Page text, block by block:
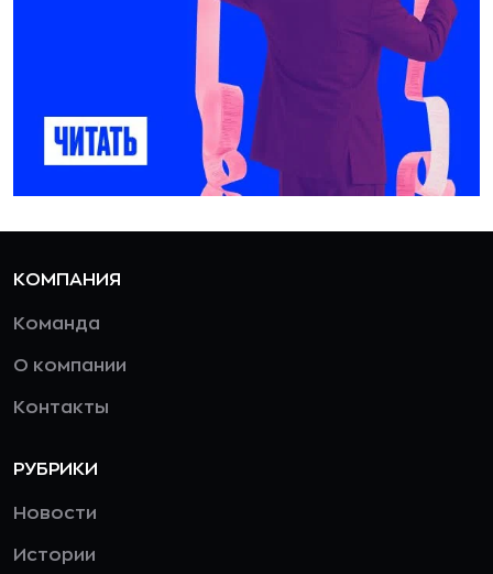
КОМПАНИЯ
Команда
О компании
Контакты
РУБРИКИ
Новости
Истории